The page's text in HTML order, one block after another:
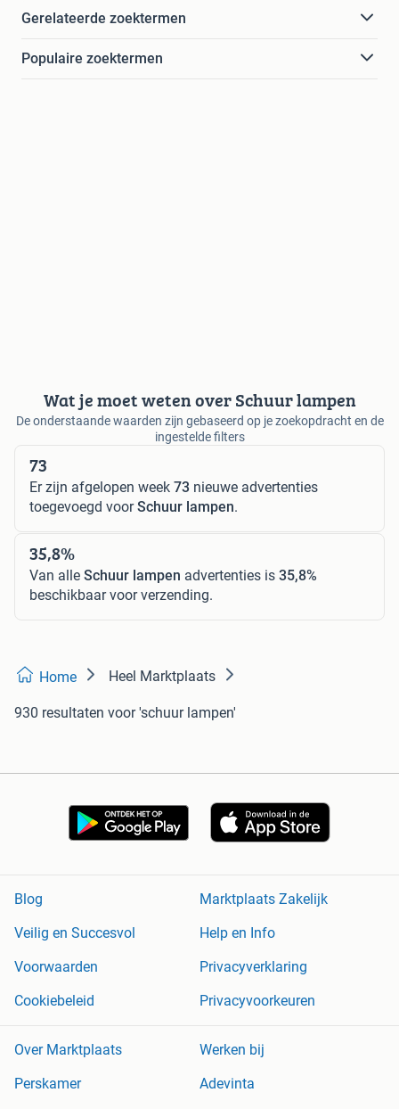
Gerelateerde zoektermen
Populaire zoektermen
Wat je moet weten over Schuur lampen
De onderstaande waarden zijn gebaseerd op je zoekopdracht en de
ingestelde filters
73
Er zijn afgelopen week 73 nieuwe advertenties
toegevoegd voorSchuur lampen.
35,8%
Van alle Schuur lampen advertenties is 35,8%
beschikbaar voor verzending.
Home Heel Marktplaats
930 resultaten voor 'schuur lampen'
Blog
Marktplaats Zakelijk
Veilig en Succesvol
Help en Info
Voorwaarden
Privacyverklaring
Cookiebeleid
Privacyvoorkeuren
Over Marktplaats
Werken bij
Perskamer
Adevinta